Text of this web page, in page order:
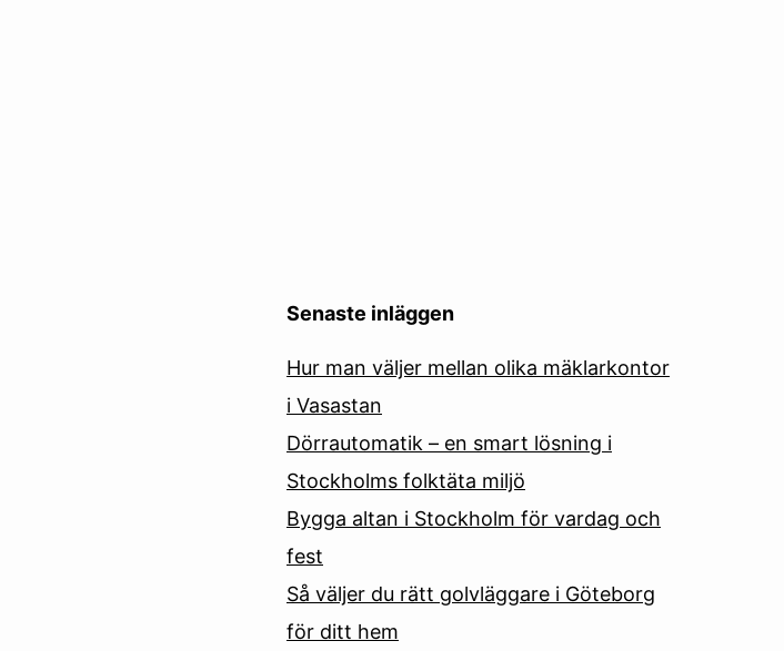
Senaste inläggen
Hur man väljer mellan olika mäklarkontor
i Vasastan
Dörrautomatik – en smart lösning i
Stockholms folktäta miljö
Bygga altan i Stockholm för vardag och
fest
Så väljer du rätt golvläggare i Göteborg
för ditt hem